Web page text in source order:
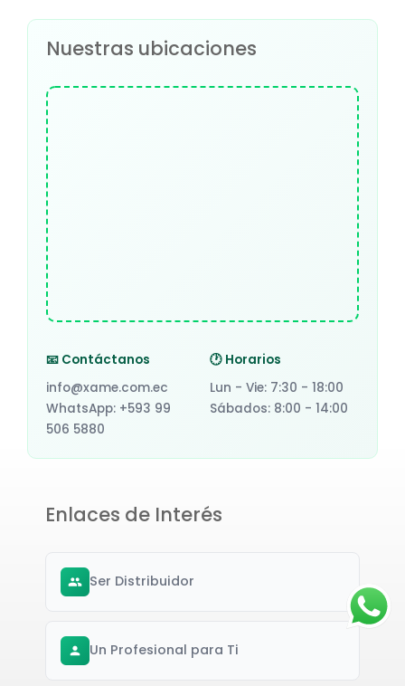
Nuestras ubicaciones
📧 Contáctanos
info@xame.com.ec
WhatsApp: +593 99
506 5880
🕐 Horarios
Lun - Vie: 7:30 - 18:00
Sábados: 8:00 - 14:00
Enlaces de Interés
Ser Distribuidor
Un Profesional para Ti